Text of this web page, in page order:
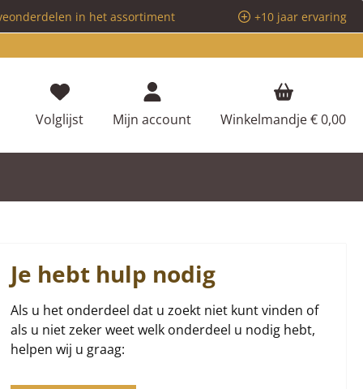
in het assortiment
+10 jaar ervaring
VolglijstJe hebt 0 items op je verlanglijstje
Mijn account Winkelmandje€ 0,00
Je hebt hulp nodig
Als u het onderdeel dat u zoekt niet kunt vinden of
als u niet zeker weet welk onderdeel u nodig hebt,
helpen wij u graag: